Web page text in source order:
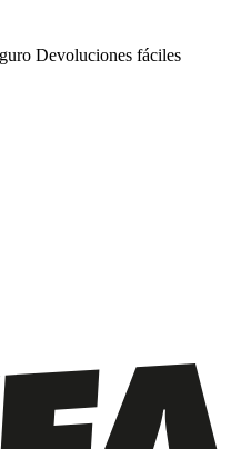
Devoluciones fáciles